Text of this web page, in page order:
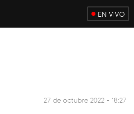
EN VIVO
27 de octubre 2022 - 18:27